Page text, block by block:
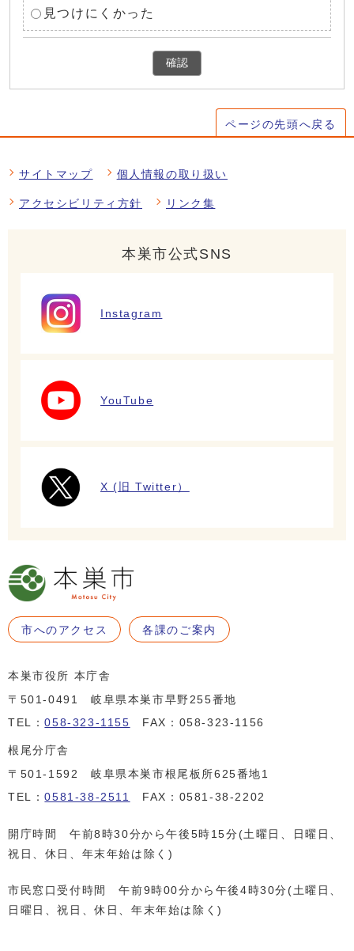
見つけにくかった
確認
ページの先頭へ戻る
サイトマップ 個人情報の取り扱い
アクセシビリティ方針 リンク集
本巣市公式SNS
Instagram
YouTube
X (旧 Twitter）
市へのアクセス 各課のご案内
本巣市役所 本庁舎
〒501-0491 岐阜県本巣市早野255番地
TEL：058-323-1155 FAX：058-323-1156
根尾分庁舎
〒501-1592 岐阜県本巣市根尾板所625番地1
TEL：0581-38-2511 FAX：0581-38-2202
開庁時間 午前8時30分から午後5時15分(土曜日、日曜日、
祝日、休日、年末年始は除く)
市民窓口受付時間 午前9時00分から午後4時30分(土曜日、
日曜日、祝日、休日、年末年始は除く)